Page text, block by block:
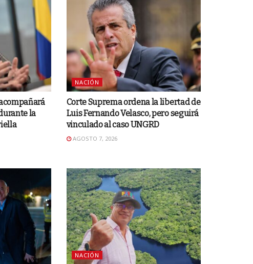
la
NACIÓN
Corte Suprema ordena la libertad de
Luis Fernando Velasco, pero seguirá
vinculado al caso UNGRD
AGOSTO 7, 2026
NACIÓN